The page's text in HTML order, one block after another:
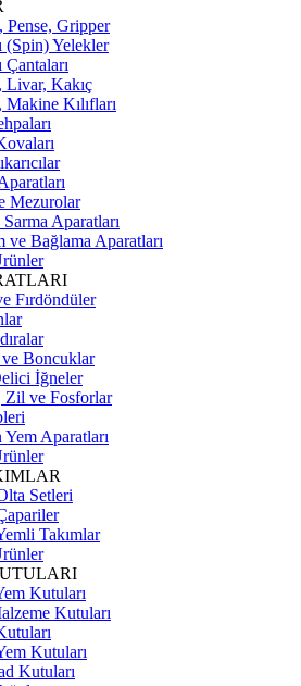
Pense, Gripper
(Spin) Yelekler
Çantaları
Livar, Kakıç
Makine Kılıfları
Mezurolar
Aparatları
ve Bağlama Aparatları
Fırdöndüler
ve Boncuklar
İğneler
Zil ve Fosforlar
Aparatları
Setleri
Takımlar
Kutuları
Kutuları
Kutuları
Kutuları